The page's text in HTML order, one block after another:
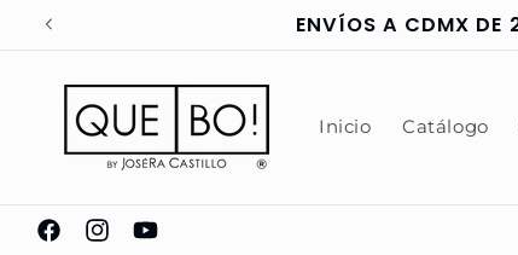
directamente
ENVÍOS A CDMX DE
Inicio Catálogo
https://www.facebook.com/pages/Que-
https://www.instagram.com/chocolatesquebo/
https://www.youtube.com/